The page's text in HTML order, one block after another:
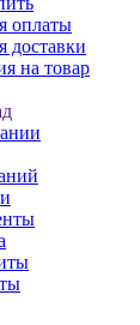
оплаты
доставки
на товар